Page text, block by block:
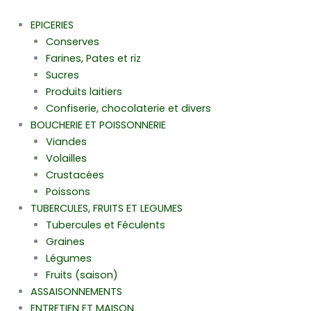
contenu
EPICERIES
Conserves
Farines, Pates et riz
Sucres
Produits laitiers
Confiserie, chocolaterie et divers
BOUCHERIE ET POISSONNERIE
Viandes
Volailles
Crustacées
Poissons
TUBERCULES, FRUITS ET LEGUMES
Tubercules et Féculents
Graines
Légumes
Fruits (saison)
ASSAISONNEMENTS
ENTRETIEN ET MAISON